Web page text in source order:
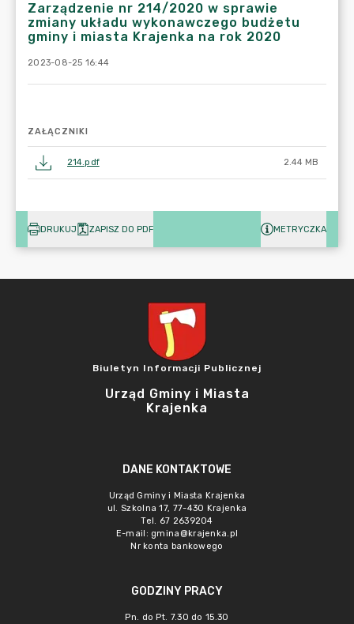
Zarządzenie nr 214/2020 w sprawie
zmiany układu wykonawczego budżetu
gminy i miasta Krajenka na rok 2020
2023-08-25 16:44
ZAŁĄCZNIKI
214.pdf 2.44 MB
DRUKUJ ZAPISZ DO PDF METRYCZKA
Biuletyn Informacji Publicznej
Urząd Gminy i Miasta
Krajenka
DANE KONTAKTOWE
Urząd Gminy i Miasta Krajenka
ul. Szkolna 17, 77-430 Krajenka
Tel. 67 2639204
E-mail: gmina@krajenka.pl
Nr konta bankowego
GODZINY PRACY
Pn. do Pt. 7.30 do 15.30